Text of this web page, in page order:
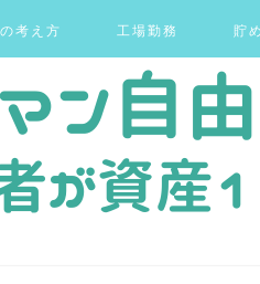
考え方 工場勤務 貯